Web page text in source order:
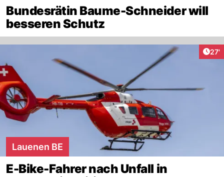
Bundesrätin Baume-Schneider will
besseren Schutz
27'
Lauenen BE
E-Bike-Fahrer nach Unfall in